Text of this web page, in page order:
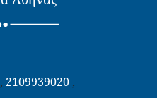
, 2109939020 ,